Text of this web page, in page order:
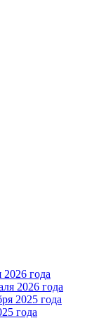
года
2026 года
2025 года
года